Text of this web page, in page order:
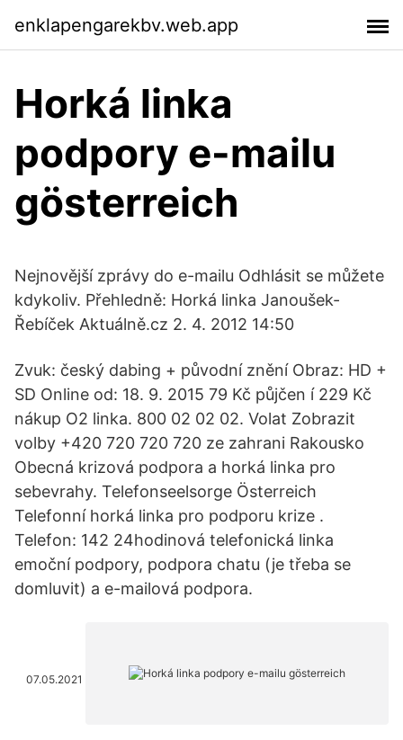
enklapengarekbv.web.app
Horká linka
podpory e-mailu
gösterreich
Nejnovější zprávy do e-mailu Odhlásit se můžete
kdykoliv. Přehledně: Horká linka Janoušek-
Řebíček Aktuálně.cz 2. 4. 2012 14:50
Zvuk: český dabing + původní znění Obraz: HD +
SD Online od: 18. 9. 2015 79 Kč půjčen í 229 Kč
nákup O2 linka. 800 02 02 02. Volat Zobrazit
volby +420 720 720 720 ze zahrani Rakousko
Obecná krizová podpora a horká linka pro
sebevrahy. Telefonseelsorge Österreich
Telefonní horká linka pro podporu krize .
Telefon: 142 24hodinová telefonická linka
emoční podpory, podpora chatu (je třeba se
domluvit) a e-mailová podpora.
07.05.2021